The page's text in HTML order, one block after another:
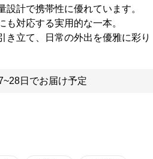
計で携帯性に優れています。
対応する実用的な一本。
き立て、日常の外出を優雅に彩り
日でお届け予定